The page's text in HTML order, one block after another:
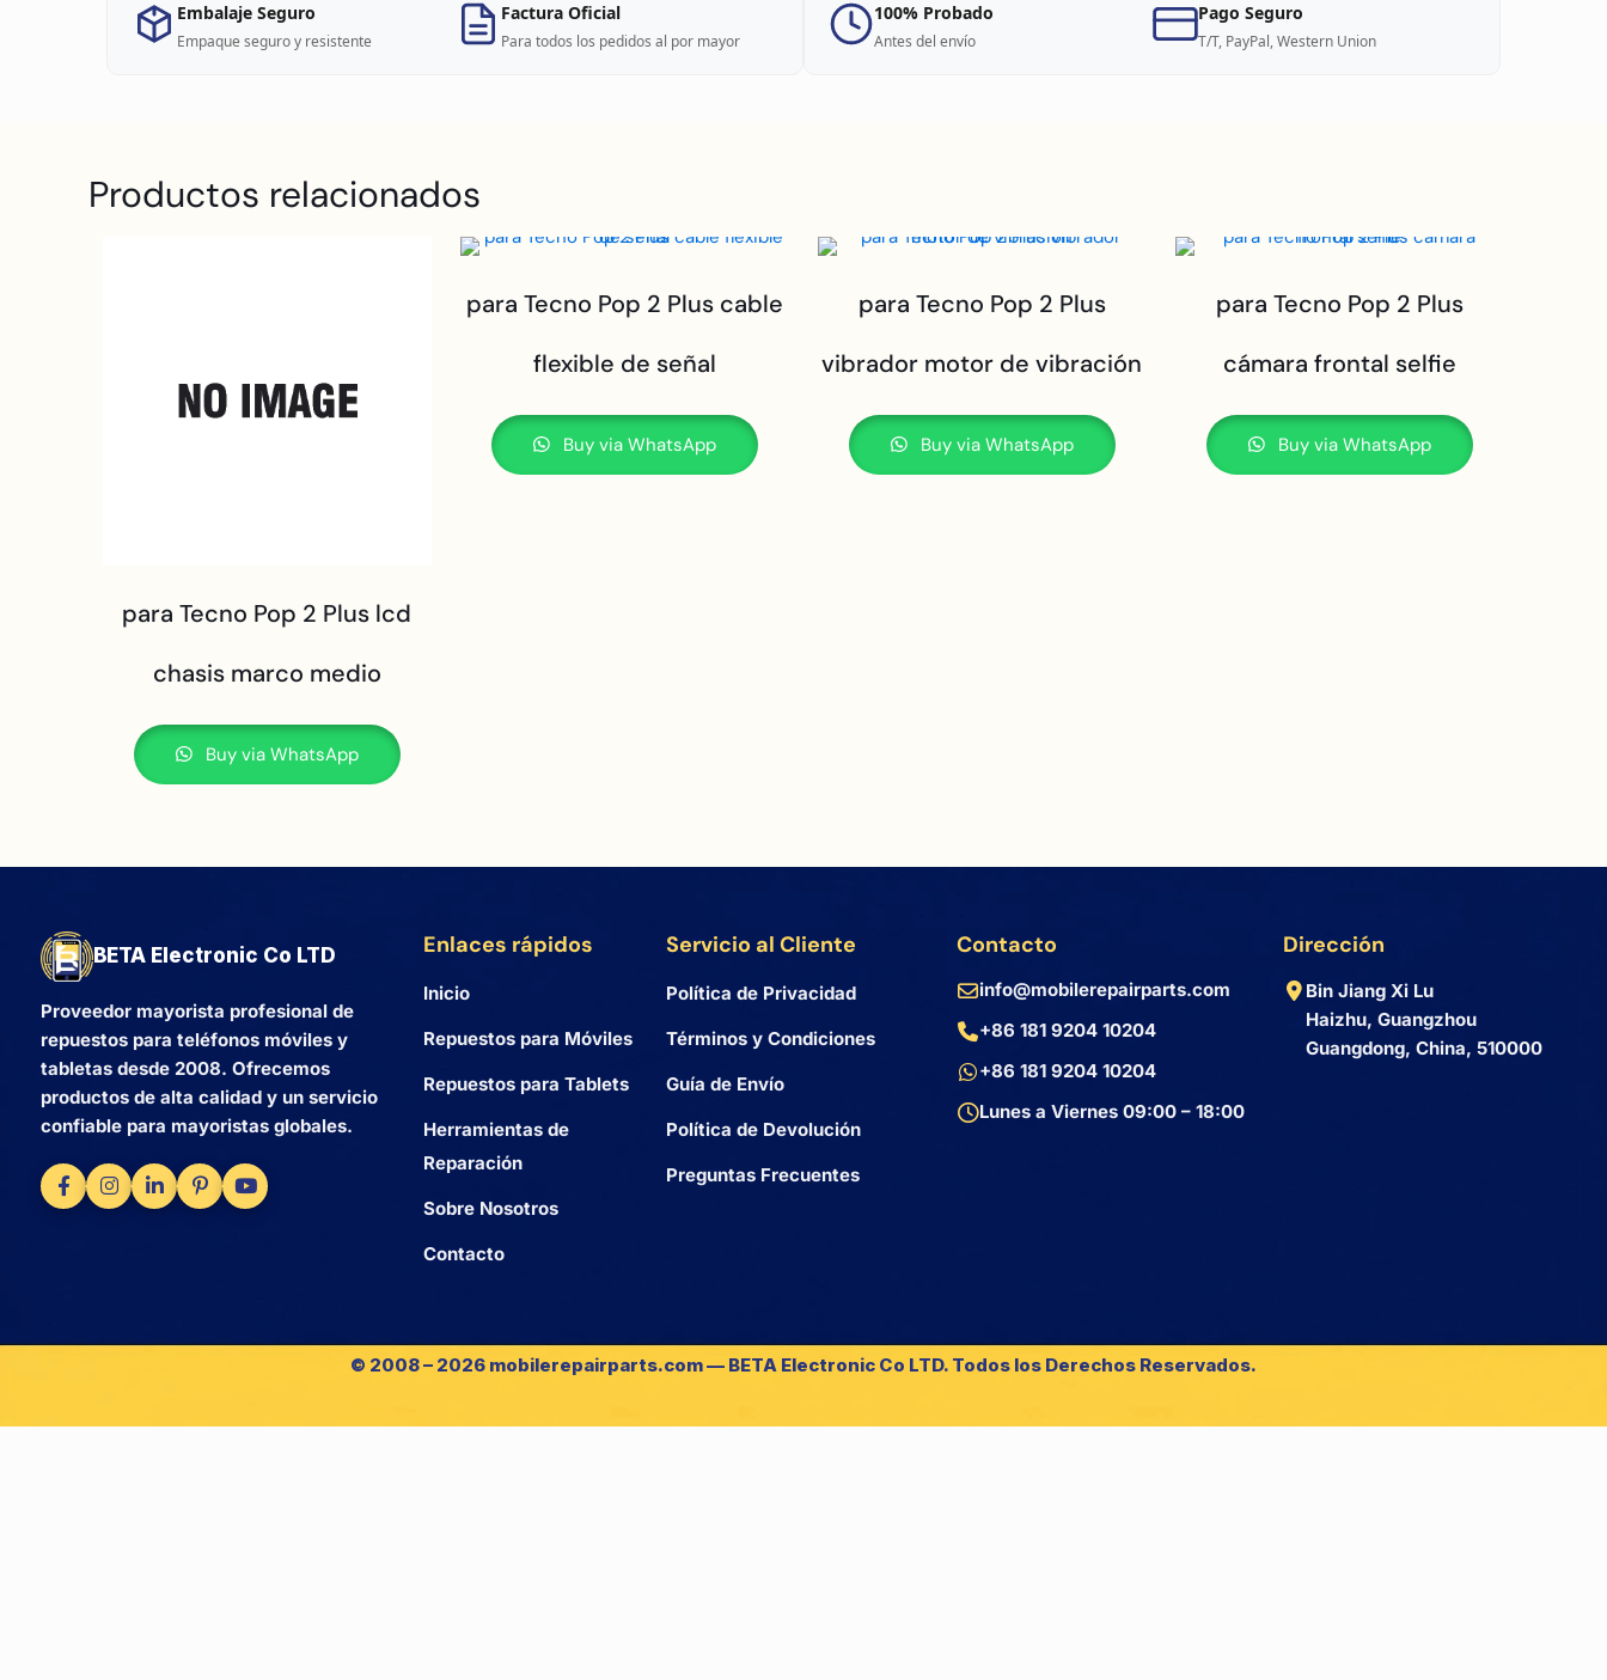
Embalaje Seguro
Empaque seguro y resistente
Factura Oficial
Para todos los pedidos al por mayor
100% Probado
Antes del envío
Pago Seguro
T/T, PayPal, Western Union
Productos relacionados
para Tecno Pop 2 Plus lcd
chasis marco medio
Buy via WhatsApp
para Tecno Pop 2 Plus cable
flexible de señal
Buy via WhatsApp
para Tecno Pop 2 Plus
vibrador motor de vibración
Buy via WhatsApp
para Tecno Pop 2 Plus
cámara frontal selfie
Buy via WhatsApp
BETA Electronic Co LTD
Proveedor mayorista profesional de
repuestos para teléfonos móviles y
tabletas desde 2008. Ofrecemos
productos de alta calidad y un servicio
confiable para mayoristas globales.
Enlaces rápidos
Inicio
Repuestos para Móviles
Repuestos para Tablets
Herramientas de
Reparación
Sobre Nosotros
Contacto
Servicio al Cliente
Política de Privacidad
Términos y Condiciones
Guía de Envío
Política de Devolución
Preguntas Frecuentes
Contacto
info@mobilerepairparts.com
+86 181 9204 10204
+86 181 9204 10204
Lunes a Viernes 09:00 – 18:00
Dirección
Bin Jiang Xi Lu
Haizhu, Guangzhou
Guangdong, China, 510000
© 2008 – 2026 mobilerepairparts.com — BETA Electronic Co LTD. Todos los Derechos Reservados.